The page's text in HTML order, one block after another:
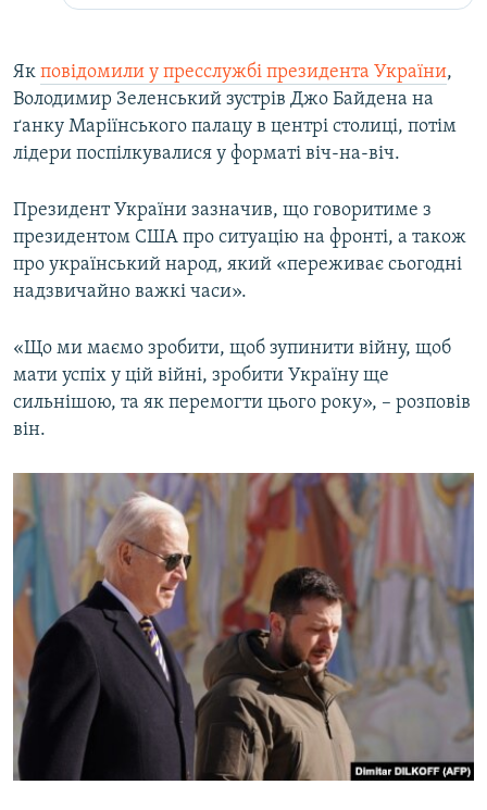
Як повідомили у пресслужбі президента України,
Володимир Зеленський зустрів Джо Байдена на
ґанку Маріїнського палацу в центрі столиці, потім
лідери поспілкувалися у форматі віч-на-віч.
Президент України зазначив, що говоритиме з
президентом США про ситуацію на фронті, а також
про український народ, який «переживає сьогодні
надзвичайно важкі часи».
«Що ми маємо зробити, щоб зупинити війну, щоб
мати успіх у цій війні, зробити Україну ще
сильнішою, та як перемогти цього року», – розповів
він.